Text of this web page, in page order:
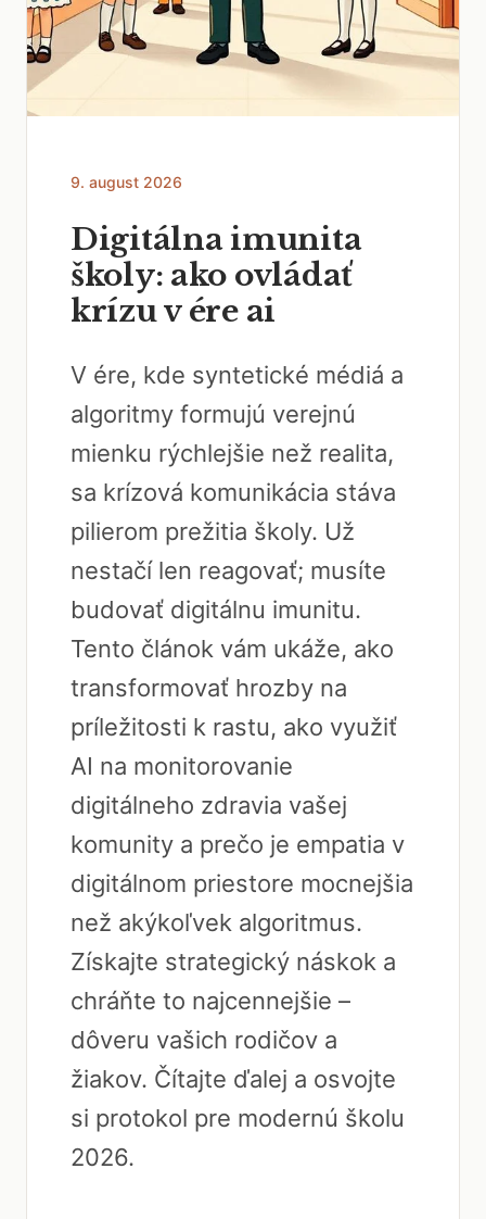
9. august 2026
Digitálna imunita
školy: ako ovládať
krízu v ére ai
V ére, kde syntetické médiá a
algoritmy formujú verejnú
mienku rýchlejšie než realita,
sa krízová komunikácia stáva
pilierom prežitia školy. Už
nestačí len reagovať; musíte
budovať digitálnu imunitu.
Tento článok vám ukáže, ako
transformovať hrozby na
príležitosti k rastu, ako využiť
AI na monitorovanie
digitálneho zdravia vašej
komunity a prečo je empatia v
digitálnom priestore mocnejšia
než akýkoľvek algoritmus.
Získajte strategický náskok a
chráňte to najcennejšie –
dôveru vašich rodičov a
žiakov. Čítajte ďalej a osvojte
si protokol pre modernú školu
2026.